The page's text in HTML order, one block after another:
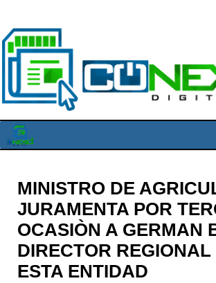
MINISTRO DE
JURAMENTA POR
OCASIÒN A GERMAN
DIRECTOR REGIONAL
ESTA ENTIDAD